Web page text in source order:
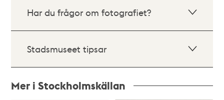
Har du frågor om fotografiet?
Stadsmuseet tipsar
Mer i Stockholmskällan